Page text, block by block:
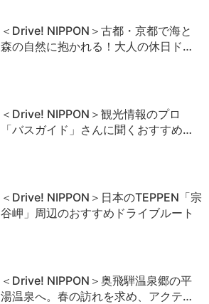
＜Drive! NIPPON＞古都・京都で海と
森の自然に抱かれる！大人の休日ド…
＜Drive! NIPPON＞観光情報のプロ
「バスガイド」さんに聞くおすすめ…
＜Drive! NIPPON＞日本のTEPPEN「宗
谷岬」周辺のおすすめドライブルート
＜Drive! NIPPON＞奥飛騨温泉郷の平
湯温泉へ。春の訪れを求め、アクテ…